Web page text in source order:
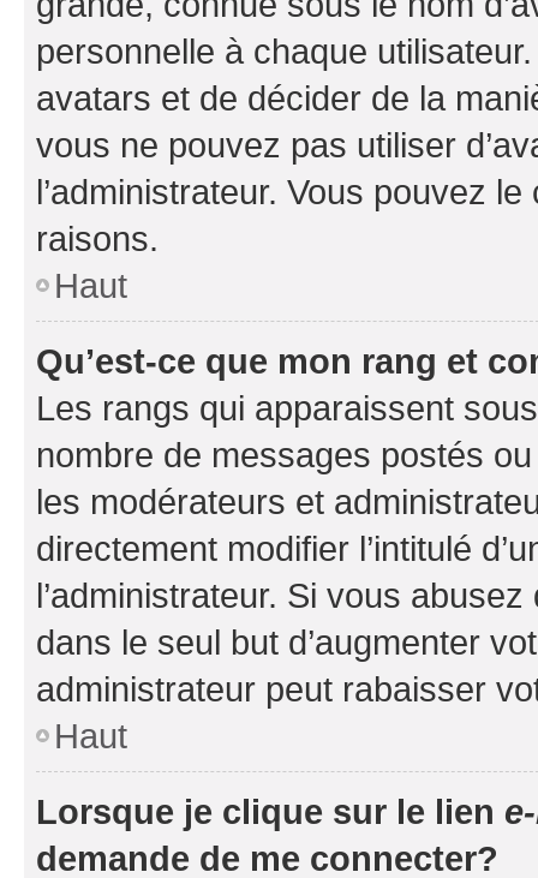
personnelle à chaque utilisateur.
avatars et de décider de la
vous ne pouvez pas utiliser
l’administrateur. Vous pouvez
raisons.
Haut
Qu’est-ce que mon rang et
Les rangs qui apparaissent
nombre de messages postés
les modérateurs et
directement modifier l’intitulé
l’administrateur. Si vous
dans le seul but d’augmenter
administrateur peut rabaisser
Haut
Lorsque je clique sur le lien
demande de me connecter?